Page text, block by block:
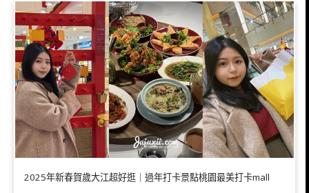
2025年新春賀歲大江超好逛｜過年打卡景點桃園最美打卡mall